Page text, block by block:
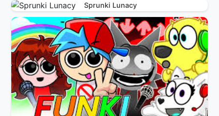
Sprunki Lunacy